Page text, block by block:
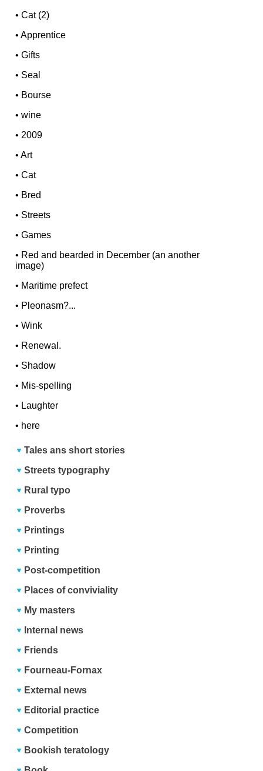
•Cat (2)
•Apprentice
•Gifts
• Seal
• Bourse
•wine
• 2009
•Art
•Cat
• Bred
• Streets
•Games
• Red and bearded in December (an another
image)
• Maritime prefect
• Pleonasm?...
•Wink
• Renewal.
• Shadow
• Mis-spelling
• Laughter
• here
Tales ans short stories
Streets typography
Rural typo
Proverbs
Printings
Printing
Post-competition
Places of conviviality
My masters
Internal news
Friends
Fourneau-Fornax
External news
Editorial practice
Competition
Bookish teratology